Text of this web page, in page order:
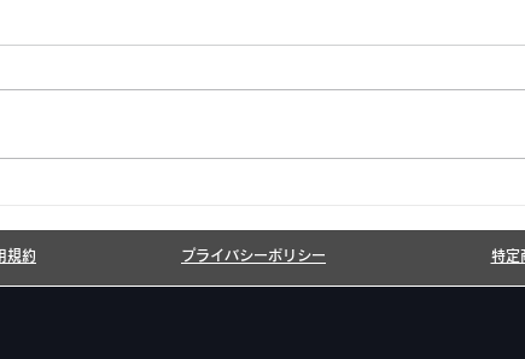
し
規約 プライバシーポリシー 特定